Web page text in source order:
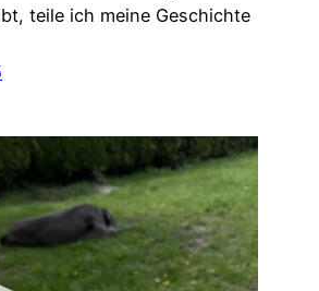
teile ich meine Geschichte